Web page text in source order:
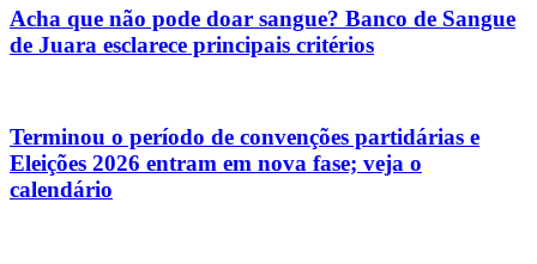
Acha que não pode doar sangue? Banco de Sangue
de Juara esclarece principais critérios
Terminou o período de convenções partidárias e
Eleições 2026 entram em nova fase; veja o
calendário